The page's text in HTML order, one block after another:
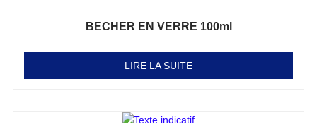
BECHER EN VERRE 100ml
LIRE LA SUITE